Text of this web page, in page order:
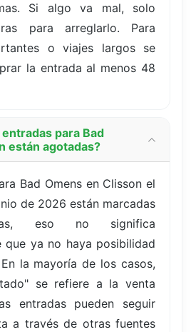
Si algo va mal, solo
para arreglarlo. Para
o viajes largos se
la entrada al menos 48
para Bad
están agotadas?
Bad Omens en Clisson el
de 2026 están marcadas
eso no significa
que ya no haya posibilidad
la mayoría de los casos,
se refiere a la venta
entradas pueden seguir
a través de otras fuentes